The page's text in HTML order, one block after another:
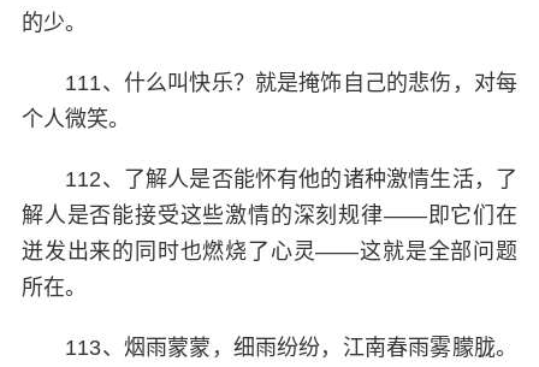
的少。
111、什么叫快乐？就是掩饰自己的悲伤，对每
个人微笑。
112、了解人是否能怀有他的诸种激情生活，了
解人是否能接受这些激情的深刻规律——即它们在
迸发出来的同时也燃烧了心灵——这就是全部问题
所在。
113、烟雨蒙蒙，细雨纷纷，江南春雨雾朦胧。